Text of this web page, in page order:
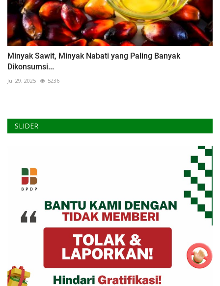
Minyak Sawit, Minyak Nabati yang Paling Banyak
Dikonsumsi...
Jul 29, 2025 5236
SLIDER